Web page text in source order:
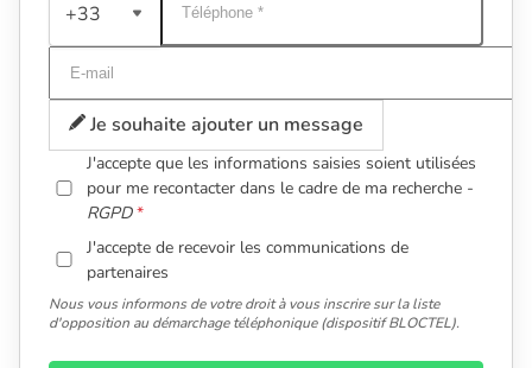
+33
Je souhaite ajouter un message
J'accepte que les informations saisies soient utilisées
pour me recontacter dans le cadre de ma recherche -
RGPD
J'accepte de recevoir les communications de
partenaires
Nous vous informons de votre droit à vous inscrire sur la liste
d'opposition au démarchage téléphonique (dispositif BLOCTEL).